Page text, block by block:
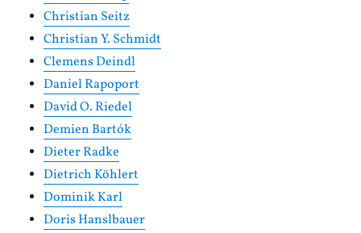
Christian Seitz
Christian Y. Schmidt
Clemens Deindl
Daniel Rapoport
David O. Riedel
Demien Bartók
Dieter Radke
Dietrich Köhlert
Dominik Karl
Doris Hanslbauer